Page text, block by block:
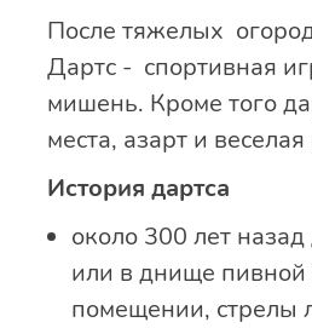
После тяжелых
Дартс - спортивная
мишень. Кроме того
места, азарт и
История дартса
около 300 лет
или в днище пивной
помещении, стрелы